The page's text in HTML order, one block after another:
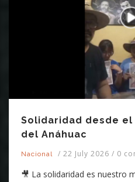
Solidaridad desde el
del Anáhuac
Nacional / 22 July 2026 / 0
🎥 La solidaridad es nuestro